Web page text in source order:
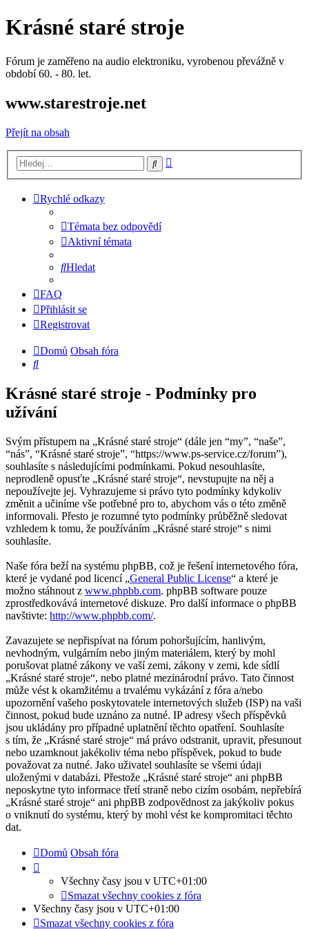
Krásné staré stroje
Fórum je zaměřeno na audio elektroniku, vyrobenou převážně v
období 60. - 80. let.
www.starestroje.net
Přejít na obsah
Hledat
Rychlé odkazy
Témata bez odpovědí
Aktivní témata
Hledat
FAQ
Přihlásit se
Registrovat
Domů Obsah fóra
Hledat
Krásné staré stroje - Podmínky pro
užívání
Svým přístupem na „Krásné staré stroje“ (dále jen “my”, “naše”,
“nás”, “Krásné staré stroje”, “https://www.ps-service.cz/forum”),
souhlasíte s následujícími podmínkami. Pokud nesouhlasíte,
neprodleně opusťte „Krásné staré stroje“, nevstupujte na něj a
nepoužívejte jej. Vyhrazujeme si právo tyto podmínky kdykoliv
změnit a učiníme vše potřebné pro to, abychom vás o této změně
informovali. Přesto je rozumné tyto podmínky průběžně sledovat
vzhledem k tomu, že používáním „Krásné staré stroje“ s nimi
souhlasíte.
Naše fóra beží na systému phpBB, což je řešení internetového fóra,
které je vydané pod licencí „General Public License“ a které je
možno stáhnout z www.phpbb.com. phpBB software pouze
zprostředkovává internetové diskuze. Pro další informace o phpBB
navštivte: http://www.phpbb.com/.
Zavazujete se nepřispívat na fórum pohoršujícím, hanlivým,
nevhodným, vulgárním nebo jiným materiálem, který by mohl
porušovat platné zákony ve vaší zemi, zákony v zemi, kde sídlí
„Krásné staré stroje“, nebo platné mezinárodní právo. Tato činnost
může vést k okamžitému a trvalému vykázání z fóra a/nebo
upozornění vašeho poskytovatele internetových služeb (ISP) na vaši
činnost, pokud bude uznáno za nutné. IP adresy všech příspěvků
jsou ukládány pro případné uplatnění těchto opatření. Souhlasíte
s tím, že „Krásné staré stroje“ má právo odstranit, upravit, přesunout
nebo uzamknout jakékoliv téma nebo příspěvek, pokud to bude
považovat za nutné. Jako uživatel souhlasíte se všemi údaji
uloženými v databázi. Přestože „Krásné staré stroje“ ani phpBB
neposkytne tyto informace třetí straně nebo cizím osobám, nepřebírá
„Krásné staré stroje“ ani phpBB zodpovědnost za jakýkoliv pokus
o vniknutí do systému, který by mohl vést ke kompromitaci těchto
dat.
Domů Obsah fóra
Všechny časy jsou v UTC+01:00
Smazat všechny cookies z fóra
Všechny časy jsou v UTC+01:00
Smazat všechny cookies z fóra